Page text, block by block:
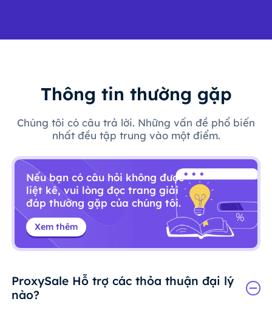
Thông tin thường gặp
Chúng tôi có câu trả lời. Những vấn đề phổ biến
nhất đều tập trung vào một điểm.
Nếu bạn có câu hỏi không được
liệt kê, vui lòng đọc trang giải
đáp thường gặp của chúng tôi.
Xem thêm
ProxySale Hỗ trợ các thỏa thuận đại lý
nào?